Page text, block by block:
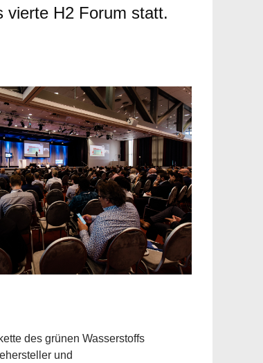
vierte H2 Forum statt.
des grünen Wasserstoffs
und